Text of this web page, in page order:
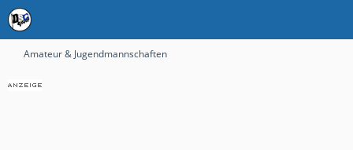
Amateur & Jugendmannschaften